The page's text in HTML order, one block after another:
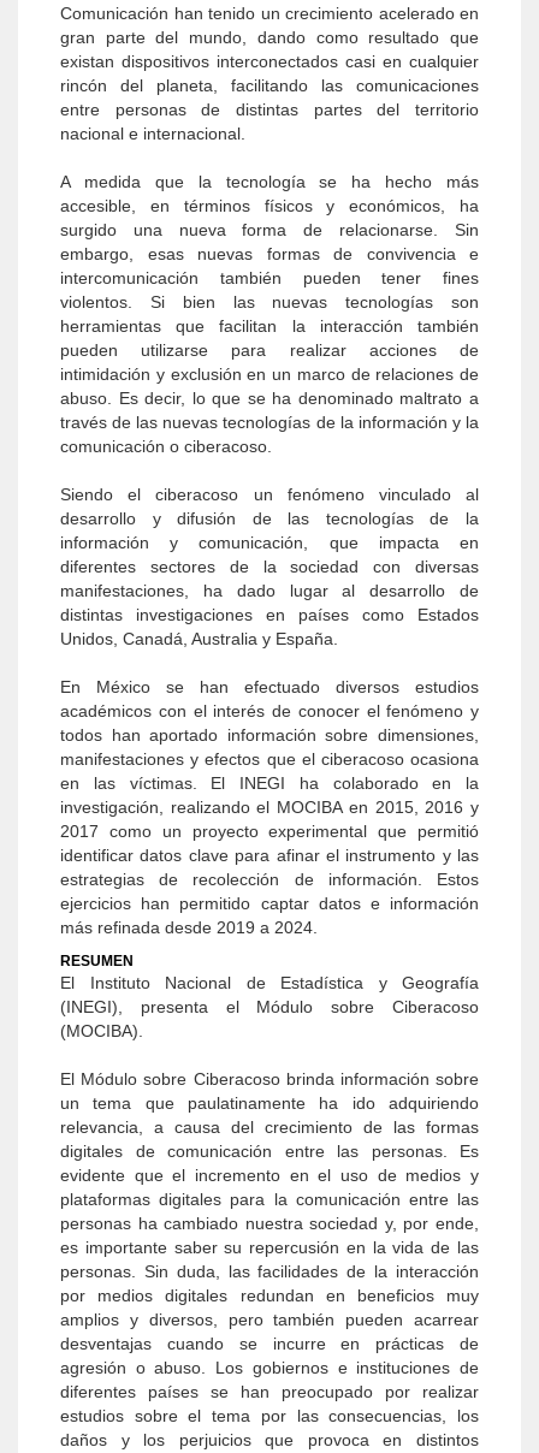
Comunicación han tenido un crecimiento acelerado en
gran parte del mundo, dando como resultado que
existan dispositivos interconectados casi en cualquier
rincón del planeta, facilitando las comunicaciones
entre personas de distintas partes del territorio
nacional e internacional.
A medida que la tecnología se ha hecho más
accesible, en términos físicos y económicos, ha
surgido una nueva forma de relacionarse. Sin
embargo, esas nuevas formas de convivencia e
intercomunicación también pueden tener fines
violentos. Si bien las nuevas tecnologías son
herramientas que facilitan la interacción también
pueden utilizarse para realizar acciones de
intimidación y exclusión en un marco de relaciones de
abuso. Es decir, lo que se ha denominado maltrato a
través de las nuevas tecnologías de la información y la
comunicación o ciberacoso.
Siendo el ciberacoso un fenómeno vinculado al
desarrollo y difusión de las tecnologías de la
información y comunicación, que impacta en
diferentes sectores de la sociedad con diversas
manifestaciones, ha dado lugar al desarrollo de
distintas investigaciones en países como Estados
Unidos, Canadá, Australia y España.
En México se han efectuado diversos estudios
académicos con el interés de conocer el fenómeno y
todos han aportado información sobre dimensiones,
manifestaciones y efectos que el ciberacoso ocasiona
en las víctimas. El INEGI ha colaborado en la
investigación, realizando el MOCIBA en 2015, 2016 y
2017 como un proyecto experimental que permitió
identificar datos clave para afinar el instrumento y las
estrategias de recolección de información. Estos
ejercicios han permitido captar datos e información
más refinada desde 2019 a 2024.
RESUMEN
El Instituto Nacional de Estadística y Geografía
(INEGI), presenta el Módulo sobre Ciberacoso
(MOCIBA).
El Módulo sobre Ciberacoso brinda información sobre
un tema que paulatinamente ha ido adquiriendo
relevancia, a causa del crecimiento de las formas
digitales de comunicación entre las personas. Es
evidente que el incremento en el uso de medios y
plataformas digitales para la comunicación entre las
personas ha cambiado nuestra sociedad y, por ende,
es importante saber su repercusión en la vida de las
personas. Sin duda, las facilidades de la interacción
por medios digitales redundan en beneficios muy
amplios y diversos, pero también pueden acarrear
desventajas cuando se incurre en prácticas de
agresión o abuso. Los gobiernos e instituciones de
diferentes países se han preocupado por realizar
estudios sobre el tema por las consecuencias, los
daños y los perjuicios que provoca en distintos